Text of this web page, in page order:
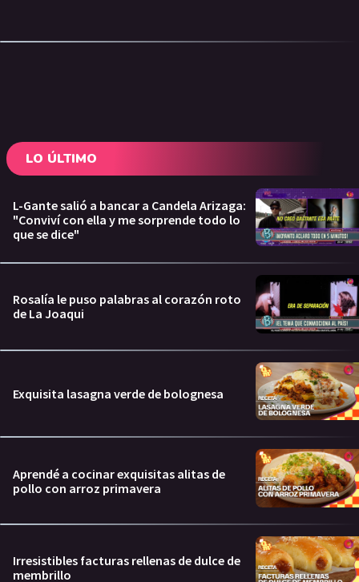
LO ÚLTIMO
L-Gante salió a bancar a Candela Arizaga:
"Conviví con ella y me sorprende todo lo
que se dice"
Rosalía le puso palabras al corazón roto
de La Joaqui
Exquisita lasagna verde de bolognesa
Aprendé a cocinar exquisitas alitas de
pollo con arroz primavera
Irresistibles facturas rellenas de dulce de
membrillo